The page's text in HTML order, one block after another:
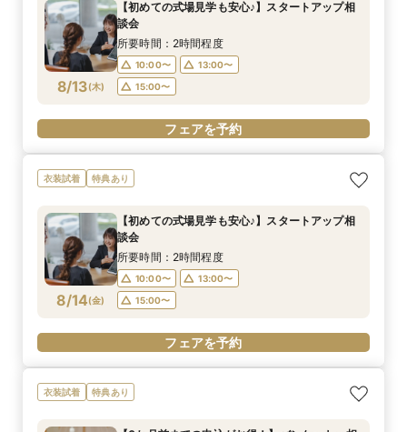
8/13(木)
【初めての式場見学も安心♪】スタートアップ相
談会
所要時間：2時間程度
10:00〜
13:00〜
15:00〜
フェアを予約
衣装試着 特典あり
8/14(金)
【初めての式場見学も安心♪】スタートアップ相
談会
所要時間：2時間程度
10:00〜
13:00〜
15:00〜
フェアを予約
衣装試着 特典あり